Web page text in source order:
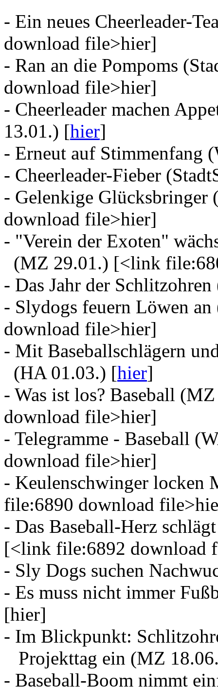
- Ein neues Cheerleader-
download file>hier]
- Ran an die Pompoms
download file>hier]
- Cheerleader machen
13.01.) [hier]
- Erneut auf Stimmenfang
- Cheerleader-Fieber
- Gelenkige
download file>hier]
- "Verein der Exoten"
(MZ 29.01.) [<link
- Das Jahr der
- Slydogs feuern Löwen
download file>hier]
- Mit Baseballschlägern
(HA 01.03.) [hier]
- Was ist los? Baseball
download file>hier]
- Telegramme - Baseball
download file>hier]
- Keulenschwinger locken
file:6890 download
- Das Baseball-Herz
[<link file:6892 download
- Sly Dogs suchen
- Es muss nicht immer
[hier]
- Im Blickpunkt:
Projekttag ein (MZ
- Baseball-Boom nimmt